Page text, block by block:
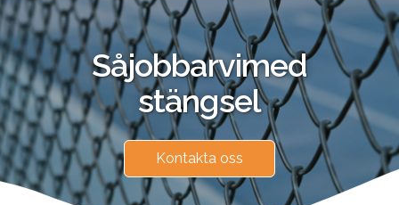
Såjobbarvimed
stängsel
Kontakta oss